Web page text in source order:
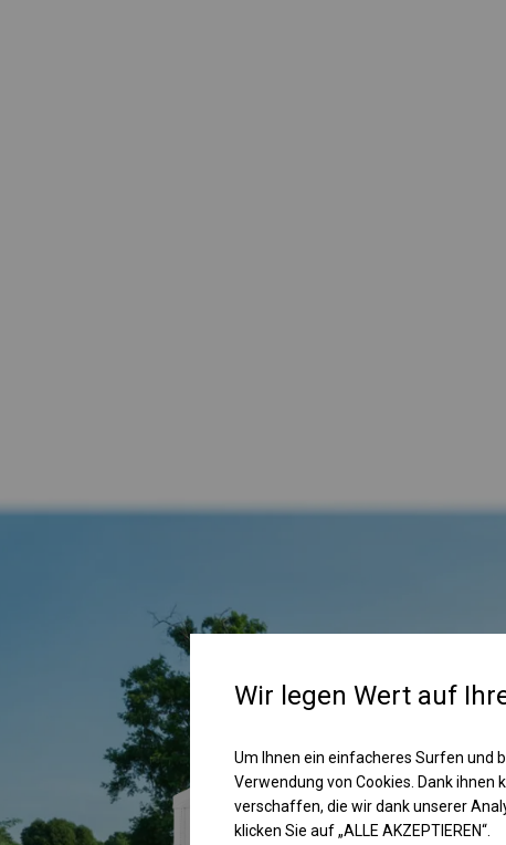
Wir legen Wert auf
Um Ihnen ein einfacheres Surfen und
Verwendung von Cookies. Dank
verschaffen, die wir dank unserer
klicken Sie auf „ALLE AKZEPTIEREN“.